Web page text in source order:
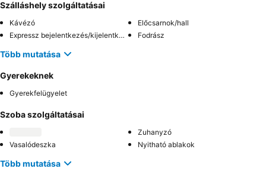
Szálláshely szolgáltatásai
Kávézó
Előcsarnok/hall
Expressz bejelentkezés/kijelentkezés
Fodrász
Több mutatása
Gyerekeknek
Gyerekfelügyelet
Szoba szolgáltatásai
Zuhanyzó
Vasalódeszka
Nyitható ablakok
Több mutatása